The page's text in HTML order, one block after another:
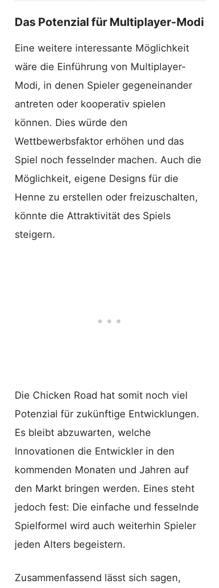
Das Potenzial für Multiplayer-Modi
Eine weitere interessante Möglichkeit
wäre die Einführung von Multiplayer-
Modi, in denen Spieler gegeneinander
antreten oder kooperativ spielen
können. Dies würde den
Wettbewerbsfaktor erhöhen und das
Spiel noch fesselnder machen. Auch die
Möglichkeit, eigene Designs für die
Henne zu erstellen oder freizuschalten,
könnte die Attraktivität des Spiels
steigern.
Die Chicken Road hat somit noch viel
Potenzial für zukünftige Entwicklungen.
Es bleibt abzuwarten, welche
Innovationen die Entwickler in den
kommenden Monaten und Jahren auf
den Markt bringen werden. Eines steht
jedoch fest: Die einfache und fesselnde
Spielformel wird auch weiterhin Spieler
jeden Alters begeistern.
Zusammenfassend lässt sich sagen,